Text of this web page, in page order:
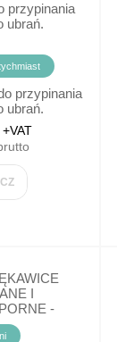
ZAPASKI
przypinania
ubrań.
+VAT
I
-